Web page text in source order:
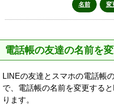
名前
変
電話帳の友達の名前を
LINEの友達とスマホの電話帳
で、電話帳の名前を変更する
ります。